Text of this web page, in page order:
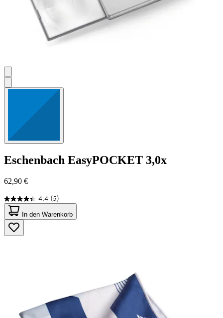
Eschenbach EasyPOCKET 3,0x
62,90 €
4.4 (5)
4.4
von
5
Sternen.
5
In den Warenkorb